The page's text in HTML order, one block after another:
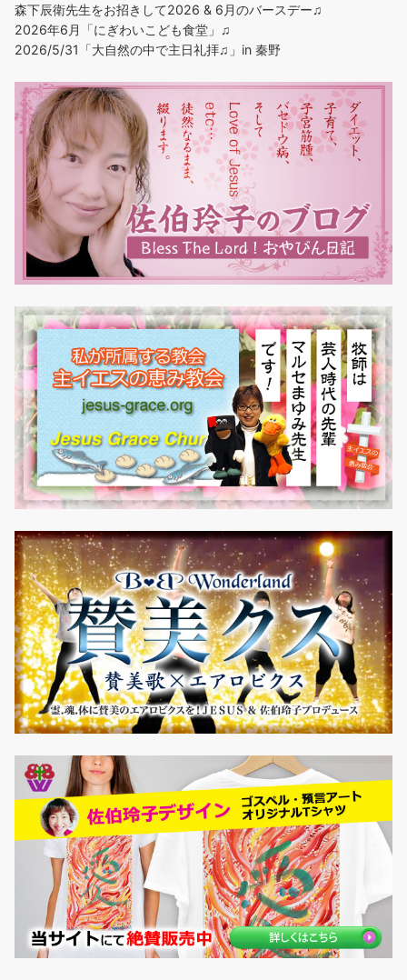
森下辰衛先生をお招きして2026 & 6月のバースデー♫
2026年6月「にぎわいこども食堂」♫
2026/5/31「大自然の中で主日礼拝♫」in 秦野